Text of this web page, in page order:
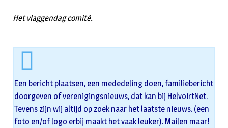
Het vlaggendag comité.
Een bericht plaatsen, een mededeling doen, familiebericht
doorgeven of verenigingsnieuws, dat kan bij HelvoirtNet.
Tevens zijn wij altijd op zoek naar het laatste nieuws. (een
foto en/of logo erbij maakt het vaak leuker). Mailen maar!